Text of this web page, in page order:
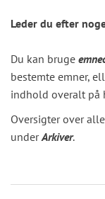
Leder du efter
Du kan bruge
bestemte emner,
indhold overalt på
Oversigter over
underArkiver.